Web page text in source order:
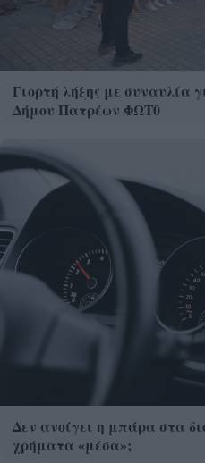
Γιορτή λήξης με συναυλία
Δήμου Πατρέων ΦΩΤ0
Δεν ανοίγει η μπάρα στα
χρήματα «μέσα»;